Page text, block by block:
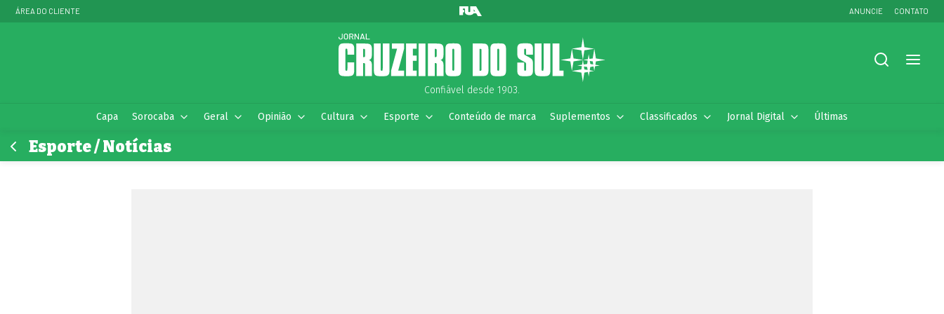
ÁREA DO CLIENTE ANUNCIE CONTATO
Confiável desde 1903.
Capa Sorocaba Geral Opinião Cultura Esporte Conteúdo de marca Suplementos Classificados Jornal Digital Últimas
Esporte / Notícias